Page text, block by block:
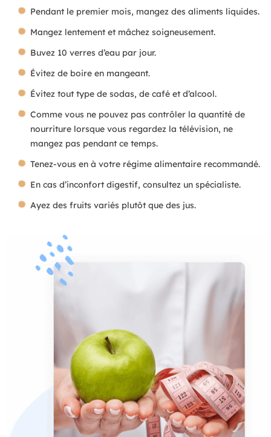
Pendant le premier mois, mangez des aliments liquides.
Mangez lentement et mâchez soigneusement.
Buvez 10 verres d’eau par jour.
Évitez de boire en mangeant.
Évitez tout type de sodas, de café et d’alcool.
Comme vous ne pouvez pas contrôler la quantité de
nourriture lorsque vous regardez la télévision, ne
mangez pas pendant ce temps.
Tenez-vous en à votre régime alimentaire recommandé.
En cas d’inconfort digestif, consultez un spécialiste.
Ayez des fruits variés plutôt que des jus.